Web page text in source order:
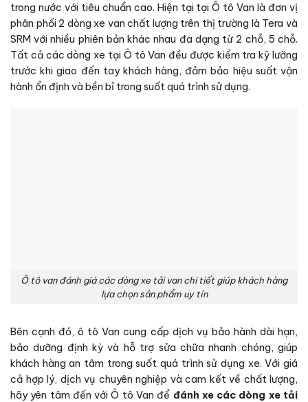
trong nước với tiêu chuẩn cao. Hiện tại tại Ô tô Van là đơn vị
phân phối 2 dòng xe van chất lượng trên thị trường là Tera và
SRM với nhiều phiên bản khác nhau đa dạng từ 2 chỗ, 5 chỗ.
Tất cả các dòng xe tại Ô tô Van đều được kiểm tra kỹ lưỡng
trước khi giao đến tay khách hàng, đảm bảo hiệu suất vận
hành ổn định và bền bỉ trong suốt quá trình sử dụng.
Ô tô van đánh giá các dòng xe tải van chi tiết giúp khách hàng
lựa chọn sản phẩm uy tín
Bên cạnh đó,ô tô Van cung cấp dịch vụ bảo hành dài hạn,
bảo dưỡng định kỳ và hỗ trợ sửa chữa nhanh chóng, giúp
khách hàng an tâm trong suốt quá trình sử dụng xe. Với giá
cả hợp lý, dịch vụ chuyên nghiệp và cam kết về chất lượng,
hãy yên tâm đến với Ô tô Van để đánh xe các dòng xe tải